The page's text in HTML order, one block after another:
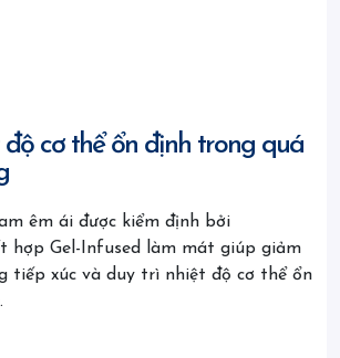
cơ thể ổn định trong quá
êm ái được kiểm định bởi
hợp Gel-Infused làm mát giúp giảm
tiếp xúc và duy trì nhiệt độ cơ thể ổn